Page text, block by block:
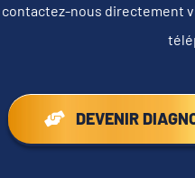
contactez-nous directement
DEVENIR